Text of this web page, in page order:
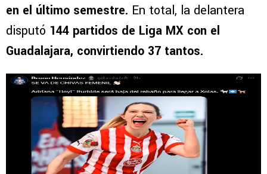
en el último semestre. En total, la delantera
disputó 144 partidos de Liga MX con el
Guadalajara, convirtiendo 37 tantos.